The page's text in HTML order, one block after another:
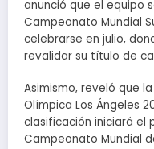
anunció que el equipo
Campeonato Mundial
celebrarse en julio,
revalidar su título de
Asimismo, reveló que
Olímpica Los Ángeles
clasificación iniciará el
Campeonato Mundial